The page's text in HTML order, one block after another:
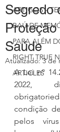
ARTIGOS -
BAÚ DE
PARA ALÉM
RIGHT TRUE
ARTICLES
Segredo
Saúde
Atualizado:3 de
A Lei nº
2022,
condição
pelos